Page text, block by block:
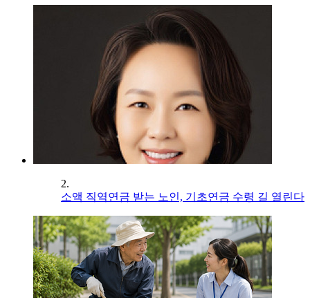
2.
소액 직역연금 받는 노인, 기초연금 수령 길 열린다